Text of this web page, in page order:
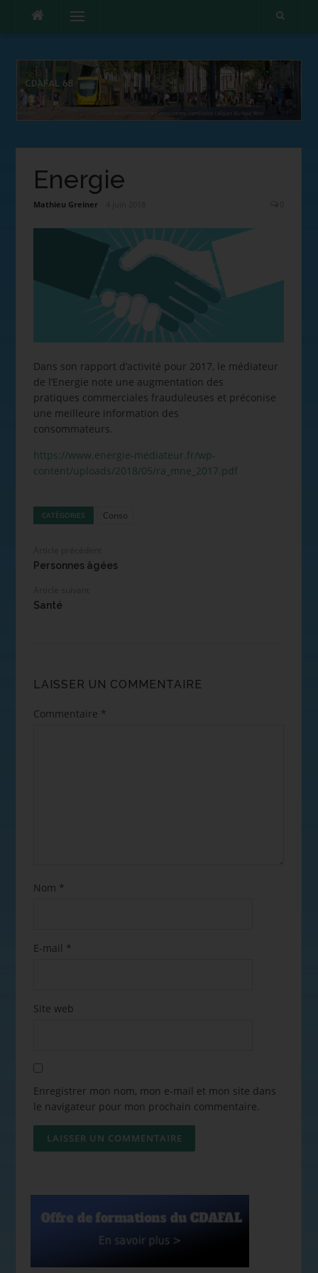
Menu
Energie
Mathieu Greiner
Dans son rapport d’activité pour 2017, le médiateur
de l’Energie note une augmentation des
pratiques commerciales frauduleuses et préconise
une meilleure information des
consommateurs.
https://www.energie-mediateur.fr/wp-
content/uploads/2018/05/ra_mne_2017.pdf
CATÉGORIES Conso
Personnes âgées
Santé
LAISSER UN COMMENTAIRE
Commentaire *
Nom *
E-mail *
Site web
Enregistrer mon nom, mon e-mail et mon site dans
le navigateur pour mon prochain commentaire.